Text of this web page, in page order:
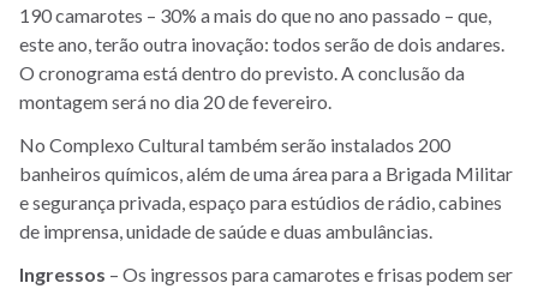
190 camarotes – 30% a mais do que no ano passado – que,
este ano, terão outra inovação: todos serão de dois andares.
O cronograma está dentro do previsto. A conclusão da
montagem será no dia 20 de fevereiro.
No Complexo Cultural também serão instalados 200
banheiros químicos, além de uma área para a Brigada Militar
e segurança privada, espaço para estúdios de rádio, cabines
de imprensa, unidade de saúde e duas ambulâncias.
Ingressos – Os ingressos para camarotes e frisas podem ser